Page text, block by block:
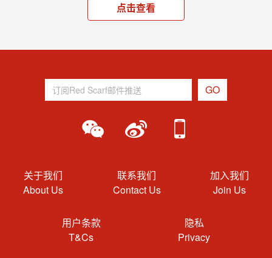
点击查看
关于我们
About Us
联系我们
Contact Us
加入我们
Join Us
用户条款
T&Cs
隐私
Privacy